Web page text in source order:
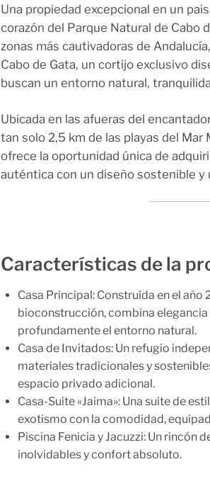
Una propiedad excepcional en un
corazón del Parque Natural de Cabo
zonas más cautivadoras de
Cabo de Gata, un cortijo exclusivo
buscan un entorno natural,
Ubicada en las afueras del
tan solo 2,5 km de las playas del Mar
ofrece la oportunidad única de
auténtica con un diseño sostenible y
Características de la
Casa Principal:Construida en el año
bioconstrucción, combina
profundamente el entorno natural.
Casa de Invitados:Un refugio
materiales tradicionales y
espacio privado adicional.
Casa-Suite «Jaima»:Una suite de
exotismo con la comodidad,
Piscina Fenicia y Jacuzzi:Un rincón
inolvidables y confort absoluto.